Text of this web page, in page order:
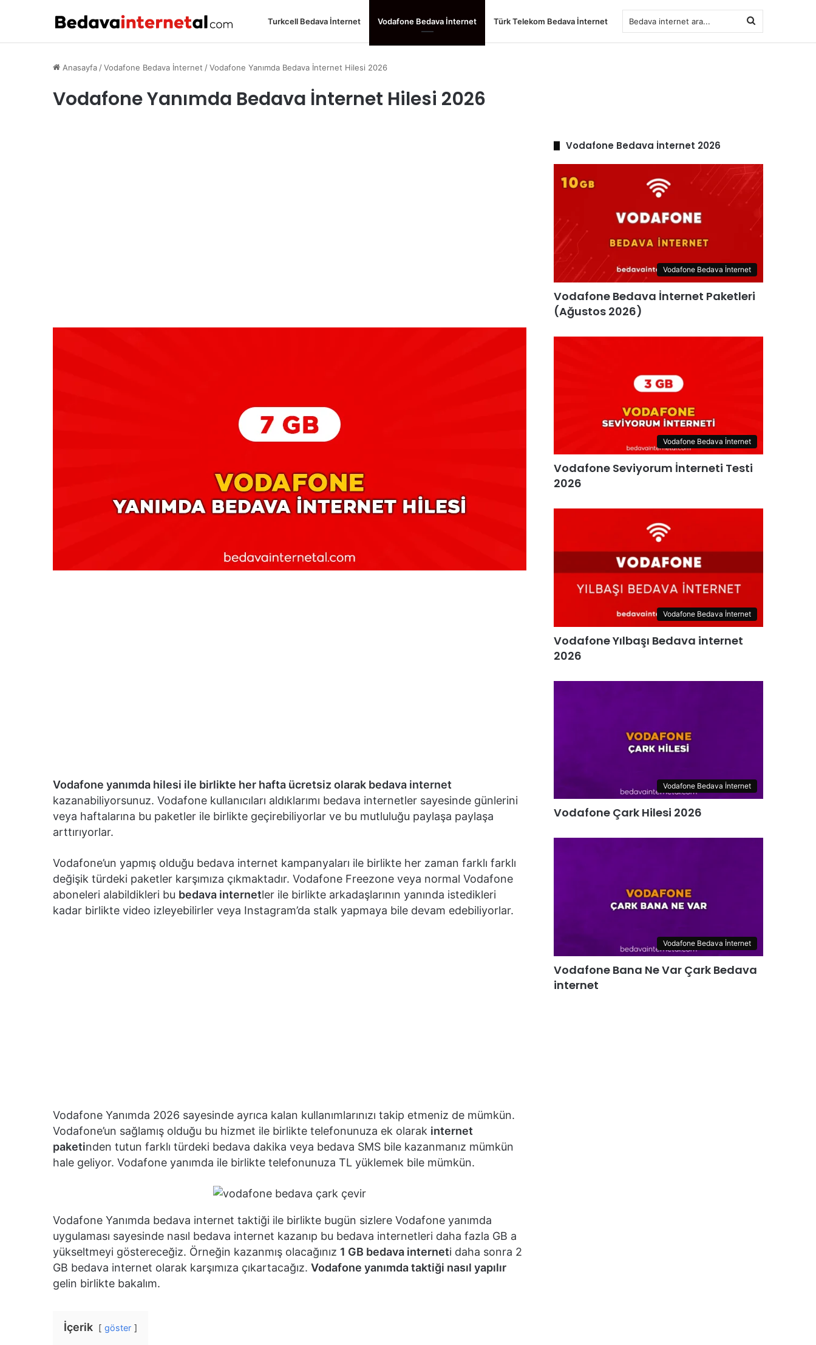
Turkcell Bedava İnternet Vodafone Bedava İnternet Türk Telekom Bedava İnternet Bedava
Anasayfa /Vodafone Bedava İnternet /Vodafone Yanımda Bedava İnternet Hilesi 2026
Vodafone Yanımda Bedava İnternet Hilesi 2026
Vodafone yanımda hilesi ile birlikte her hafta ücretsiz olarak bedava internet
kazanabiliyorsunuz. Vodafone kullanıcıları aldıklarımı bedava internetler sayesinde günlerini
veya haftalarına bu paketler ile birlikte geçirebiliyorlar ve bu mutluluğu paylaşa paylaşa
arttırıyorlar.
Vodafone’un yapmış olduğu bedava internet kampanyaları ile birlikte her zaman farklı farklı
değişik türdeki paketler karşımıza çıkmaktadır. Vodafone Freezone veya normal Vodafone
aboneleri alabildikleri bu bedava internetler ile birlikte arkadaşlarının yanında istedikleri
kadar birlikte video izleyebilirler veya Instagram’da stalk yapmaya bile devam edebiliyorlar.
Vodafone Yanımda 2026 sayesinde ayrıca kalan kullanımlarınızı takip etmeniz de mümkün.
Vodafone’un sağlamış olduğu bu hizmet ile birlikte telefonunuza ek olarak internet
paketinden tutun farklı türdeki bedava dakika veya bedava SMS bile kazanmanız mümkün
hale geliyor. Vodafone yanımda ile birlikte telefonunuza TL yüklemek bile mümkün.
Vodafone Yanımda bedava internet taktiği ile birlikte bugün sizlere Vodafone yanımda
uygulaması sayesinde nasıl bedava internet kazanıp bu bedava internetleri daha fazla GB a
yükseltmeyi göstereceğiz. Örneğin kazanmış olacağınız 1 GB bedava interneti daha sonra 2
GB bedava internet olarak karşımıza çıkartacağız. Vodafone yanımda taktiği nasıl yapılır
gelin birlikte bakalım.
İçerik göster
Vodafone Bedava İnternet 2026
Vodafone Bedava İnternet
Vodafone Bedava İnternet Paketleri
(Ağustos 2026)
Vodafone Bedava İnternet
Vodafone Seviyorum İnterneti Testi
2026
Vodafone Bedava İnternet
Vodafone Yılbaşı Bedava internet
2026
Vodafone Bedava İnternet
Vodafone Çark Hilesi 2026
Vodafone Bedava İnternet
Vodafone Bana Ne Var Çark Bedava
internet